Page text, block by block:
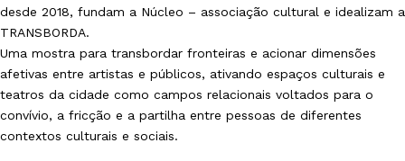
desde 2018, fundam a Núcleo – associação cultural e idealizam a
TRANSBORDA.
Uma mostra para transbordar fronteiras e acionar dimensões
afetivas entre artistas e públicos, ativando espaços culturais e
teatros da cidade como campos relacionais voltados para o
convívio, a fricção e a partilha entre pessoas de diferentes
contextos culturais e sociais.